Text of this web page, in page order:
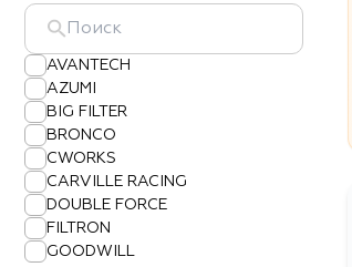
AVANTECH
AZUMI
BIG FILTER
BRONCO
CWORKS
CARVILLE RACING
DOUBLE FORCE
FILTRON
GOODWILL